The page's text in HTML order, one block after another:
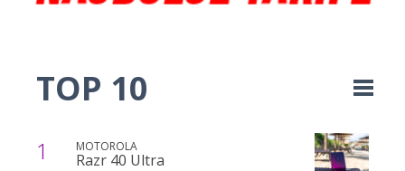
TOP 10
1 MOTOROLA
Razr 40 Ultra